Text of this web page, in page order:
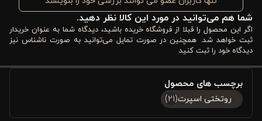
ویژگی و مشخصات فنی روتختی ورونیکا 3 تکه طرح دار
سفید سورمه ای
۱. نام و تعداد تکه محصول
روتختی دو نفره پنبه دوزی ورونیکا سه تکه شامل یک عدد روتختی و
دو عدد روبالشتی است. این ست کامل، امکان هماهنگی روتختی با
شما هم می‌توانید در مورد این کالا نظر دهید.
اگر این محصول را قبلا از فروشگاه خریده باشید، دیدگاه شما به عنوان خریدار
ثبت خواهد شد. همچنین در صورت تمایل می‌توانید به صورت ناشناس نیز
دیدگاه خود را ثبت کنید
برچسب های محصول
روتختی اسپرت(21)